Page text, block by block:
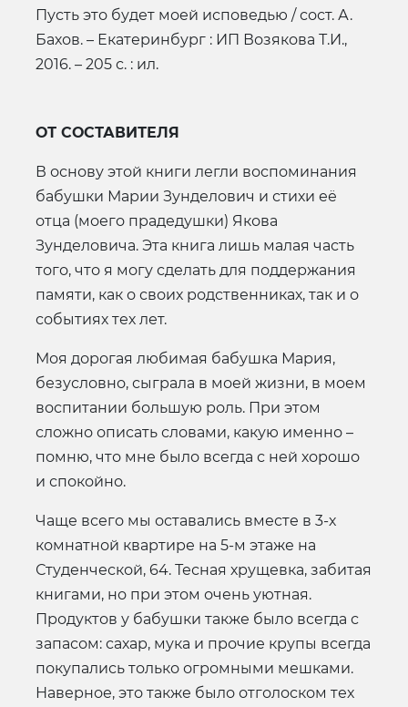
Пусть это будет моей исповедью / сост. А.
Бахов. – Екатеринбург : ИП Возякова Т.И.,
2016. – 205 с. : ил.
ОТ СОСТАВИТЕЛЯ
В основу этой книги легли воспоминания
бабушки Марии Зунделович и стихи её
отца (моего прадедушки) Якова
Зунделовича. Эта книга лишь малая часть
того, что я могу сделать для поддержания
памяти, как о своих родственниках, так и о
событиях тех лет.
Моя дорогая любимая бабушка Мария,
безусловно, сыграла в моей жизни, в моем
воспитании большую роль. При этом
сложно описать словами, какую именно –
помню, что мне было всегда с ней хорошо
и спокойно.
Чаще всего мы оставались вместе в 3-х
комнатной квартире на 5-м этаже на
Студенческой, 64. Тесная хрущевка, забитая
книгами, но при этом очень уютная.
Продуктов у бабушки также было всегда с
запасом: сахар, мука и прочие крупы всегда
покупались только огромными мешками.
Наверное, это также было отголоском тех